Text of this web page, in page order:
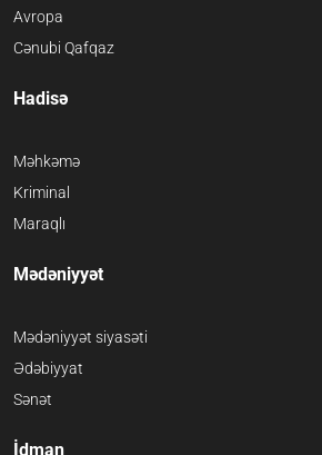
Avropa
Cənubi Qafqaz
Hadisə
Məhkəmə
Kriminal
Maraqlı
Mədəniyyət
Mədəniyyət siyasəti
Ədəbiyyat
Sənət
İdman